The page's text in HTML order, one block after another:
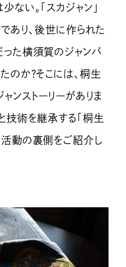
ない。「スカジャン」
あり、後世に作られた
た横須賀のジャンパ
のか？そこには、桐生
ンストーリーがありま
技術を継承する「桐生
動の裏側をご紹介し